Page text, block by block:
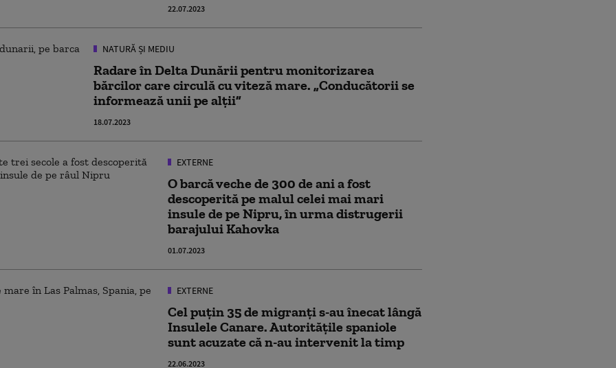
22.07.2023
NATURĂ ȘI MEDIU
Radare în Delta Dunării pentru monitorizarea
bărcilor care circulă cu viteză mare. „Conducătorii se
informează unii pe alții”
18.07.2023
EXTERNE
O barcă veche de 300 de ani a fost
descoperită pe malul celei mai mari
insule de pe Nipru, în urma distrugerii
barajului Kahovka
01.07.2023
EXTERNE
Cel puțin 35 de migranți s-au înecat lângă
Insulele Canare. Autoritățile spaniole
sunt acuzate că n-au intervenit la timp
22.06.2023